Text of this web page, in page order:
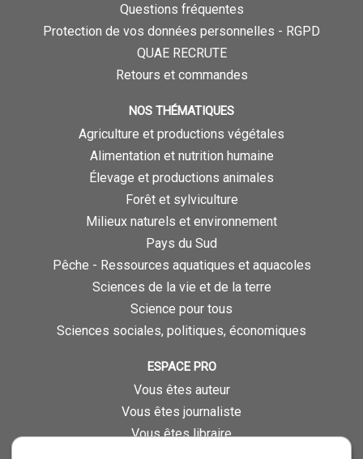
Questions fréquentes
Protection de vos données personnelles - RGPD
QUAE RECRUTE
Retours et commandes
NOS THÉMATIQUES
Agriculture et productions végétales
Alimentation et nutrition humaine
Élevage et productions animales
Forêt et sylviculture
Milieux naturels et environnement
Pays du Sud
Pêche - Ressources aquatiques et aquacoles
Sciences de la vie et de la terre
Science pour tous
Sciences sociales, politiques, économiques
ESPACE PRO
Vous êtes auteur
Vous êtes journaliste
Vous êtes libraire